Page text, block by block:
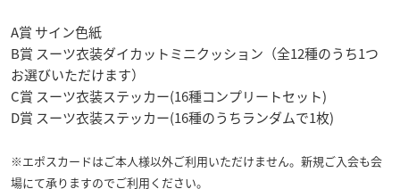
A賞 サイン色紙
B賞 スーツ衣装ダイカットミニクッション（全12種のうち1つ
お選びいただけます）
C賞 スーツ衣装ステッカー(16種コンプリートセット)
D賞 スーツ衣装ステッカー(16種のうちランダムで1枚)
※エポスカードはご本人様以外ご利用いただけません。新規ご入会も会
場にて承りますのでご利用ください。